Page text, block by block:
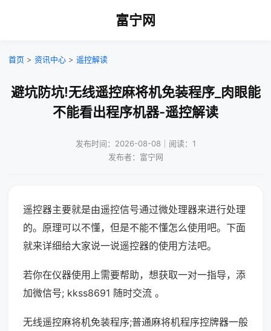
富宁网
首页 > 资讯中心 > 遥控解读
避坑防坑!无线遥控麻将机免装程序_肉眼能
不能看出程序机器-遥控解读
发布时间：2026-08-08｜阅读：1
发布者：富宁网
遥控器主要就是由遥控信号通过微处理器来进行处理
的。原理可以不懂，但是不能不懂怎么使用吧。下面
就来详细给大家说一说遥控器的使用方法吧。
若你在仪器使用上需要帮助，想获取一对一指导，添
加微信号; kkss8691 随时交流 。
无线遥控麻将机免装程序;普通麻将机程序控牌器一般